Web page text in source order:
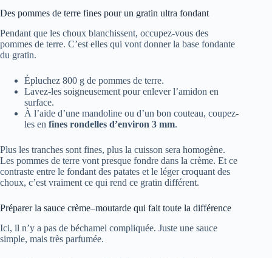
Des pommes de terre fines pour un gratin ultra fondant
Pendant que les choux blanchissent, occupez-vous des
pommes de terre. C’est elles qui vont donner la base fondante
du gratin.
Épluchez 800 g de pommes de terre.
Lavez-les soigneusement pour enlever l’amidon en
surface.
À l’aide d’une mandoline ou d’un bon couteau, coupez-
les en fines rondelles d’environ 3 mm.
Plus les tranches sont fines, plus la cuisson sera homogène.
Les pommes de terre vont presque fondre dans la crème. Et ce
contraste entre le fondant des patates et le léger croquant des
choux, c’est vraiment ce qui rend ce gratin différent.
Préparer la sauce crème–moutarde qui fait toute la différence
Ici, il n’y a pas de béchamel compliquée. Juste une sauce
simple, mais très parfumée.